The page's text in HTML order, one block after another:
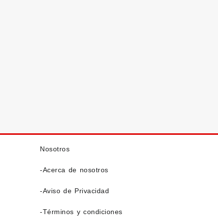
Nosotros
-Acerca de nosotros
-Aviso de Privacidad
-Términos y condiciones